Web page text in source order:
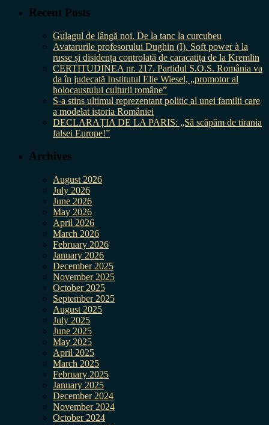
Recent Posts
Gulagul de lângă noi. De la tanc la curcubeu
Avatarurile profesorului Dughin (I). Soft power à la
russe și disidența controlată de caracatița de la Kremlin
CERTITUDINEA nr. 217. Partidul S.O.S. România va
da în judecată Institutul Elie Wiesel, „promotor al
holocaustului culturii române”
S-a stins ultimul reprezentant politic al unei familii care
a modelat istoria României
DECLARAȚIA DE LA PARIS: „Să scăpăm de tirania
falsei Europe!”
Archives
August 2026
July 2026
June 2026
May 2026
April 2026
March 2026
February 2026
January 2026
December 2025
November 2025
October 2025
September 2025
August 2025
July 2025
June 2025
May 2025
April 2025
March 2025
February 2025
January 2025
December 2024
November 2024
October 2024